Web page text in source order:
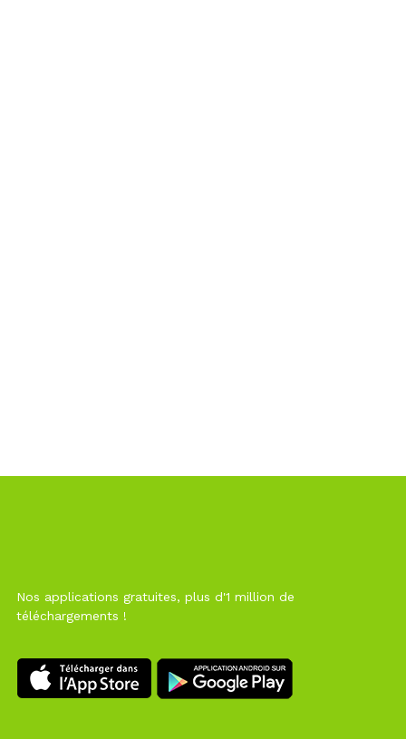
Nos applications gratuites, plus d'1 million de
téléchargements !